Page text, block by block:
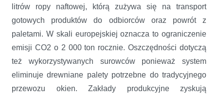
litrów ropy naftowej, którą zużywa się na transport
gotowych produktów do odbiorców oraz powrót z
paletami. W skali europejskiej oznacza to ograniczenie
emisji CO2 o 2 000 ton rocznie. Oszczędności dotyczą
też wykorzystywanych surowców ponieważ system
eliminuje drewniane palety potrzebne do tradycyjnego
przewozu okien. Zakłady produkcyjne zyskują